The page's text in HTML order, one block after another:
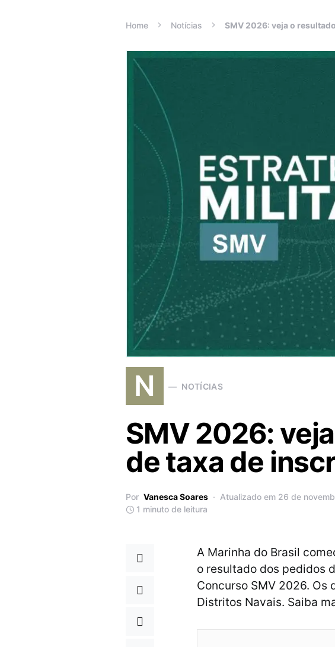
Home Notícias SMV 2026: veja o
N NOTÍCIAS
SMV 2026:
de taxa de
Por Vanesca Soares
Atualizado em 26 de
1 minuto de leitura
A Marinha do Brasil
o resultado dos pedidos
Concurso SMV 2026.
Distritos Navais. Saiba